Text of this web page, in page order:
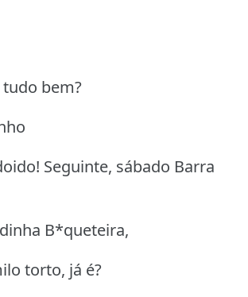
tudo bem?
Seguinte, sábado Barra
B*queteira,
torto, já é?